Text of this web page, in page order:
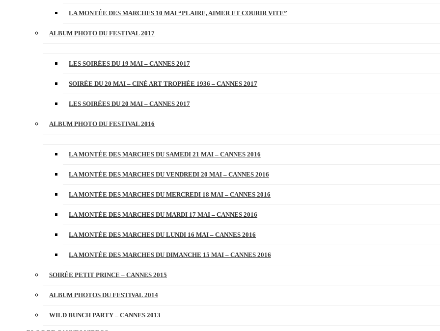
LA MONTÉE DES MARCHES 10 MAI “PLAIRE, AIMER ET COURIR VITE”
ALBUM PHOTO DU FESTIVAL 2017
LES SOIRÉES DU 19 MAI – CANNES 2017
SOIRÉE DU 20 MAI – CINÉ ART TROPHÉE 1936 – CANNES 2017
LES SOIRÉES DU 20 MAI – CANNES 2017
ALBUM PHOTO DU FESTIVAL 2016
LA MONTÉE DES MARCHES DU SAMEDI 21 MAI – CANNES 2016
LA MONTÉE DES MARCHES DU VENDREDI 20 MAI – CANNES 2016
LA MONTÉE DES MARCHES DU MERCREDI 18 MAI – CANNES 2016
LA MONTÉE DES MARCHES DU MARDI 17 MAI – CANNES 2016
LA MONTÉE DES MARCHES DU LUNDI 16 MAI – CANNES 2016
LA MONTÉE DES MARCHES DU DIMANCHE 15 MAI – CANNES 2016
SOIRÉE PETIT PRINCE – CANNES 2015
ALBUM PHOTOS DU FESTIVAL 2014
WILD BUNCH PARTY – CANNES 2013